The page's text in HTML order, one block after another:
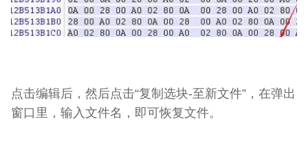
点击编辑后，然后点击“复制选块-至新文件”，在弹出
窗口里，输入文件名，即可恢复文件。